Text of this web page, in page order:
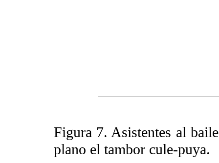
Figura 7. Asistentes al
plano el tambor cule-puya.